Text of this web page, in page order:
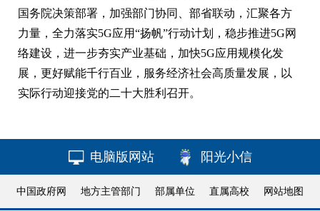
国务院决策部署，加强部门协同、部省联动，汇聚各方
力量，全力落实5G应用“扬帆”行动计划，稳步推进5G网
络建设，进一步夯实产业基础，加快5G应用规模化发
展，更好赋能千行百业，服务经济社会高质量发展，以
实际行动迎接党的二十大胜利召开。
电脑版网站 阳光小信
中国政府网 地方主管部门 部属单位 直属高校 网站地图